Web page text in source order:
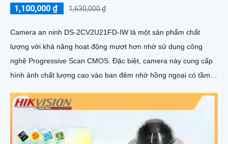
1,100,000 ₫ 1,630,000 ₫
Camera an ninh DS-2CV2U21FD-IW là một sản phẩm chất
lượng với khả năng hoạt động mượt hơn nhờ sử dụng công
nghệ Progressive Scan CMOS. Đặc biệt, camera này cung cấp
hình ảnh chất lượng cao vào ban đêm nhờ hồng ngoại có tầm